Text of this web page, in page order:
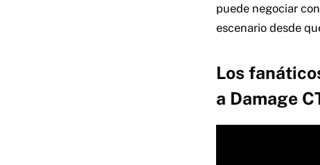
puede negociar
escenario desde
Los
a Damage